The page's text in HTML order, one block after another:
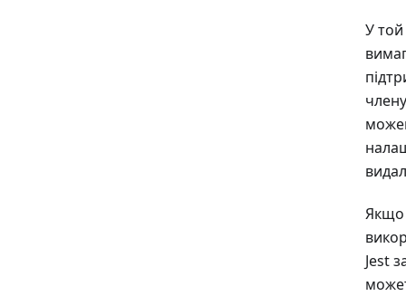
У той
Якщо
Jest